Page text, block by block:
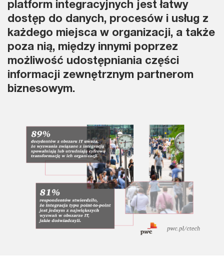
platform integracyjnych jest łatwy
dostęp do danych, procesów i usług z
każdego miejsca w organizacji, a także
poza nią, między innymi poprzez
możliwość udostępniania części
informacji zewnętrznym partnerom
biznesowym.